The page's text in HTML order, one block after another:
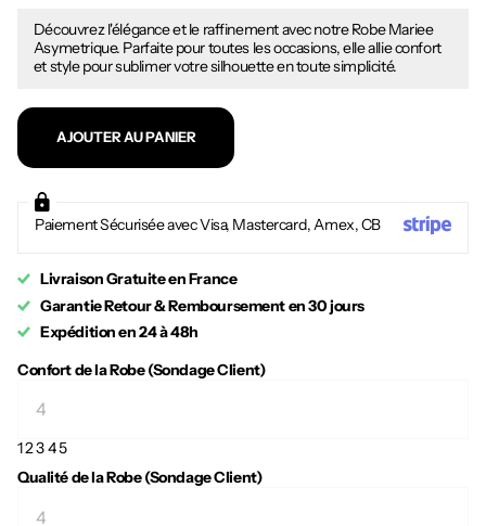
Découvrez l'élégance et le raffinement avec notre Robe Mariee
Asymetrique. Parfaite pour toutes les occasions, elle allie confort
et style pour sublimer votre silhouette en toute simplicité.
AJOUTER AU PANIER
Paiement Sécurisée avec Visa, Mastercard, Amex, CB
Livraison Gratuite en France
Garantie Retour & Remboursement en 30 jours
Expédition en 24 à 48h
Confort de la Robe (Sondage Client)
12345
Qualité de la Robe (Sondage Client)